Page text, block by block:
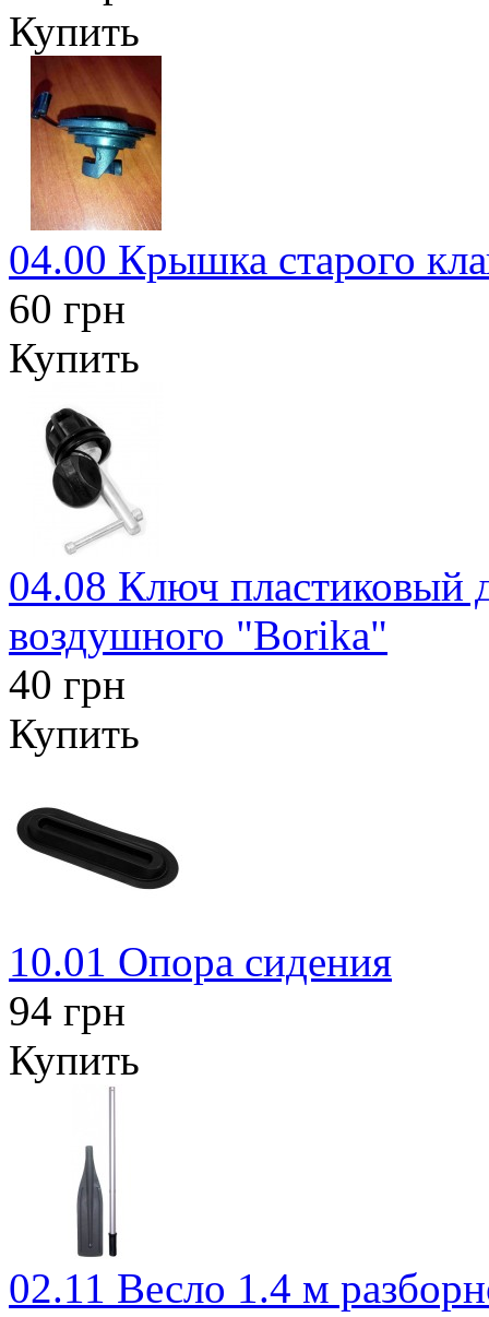
Купить
04.00 Крышка старого
60 грн
Купить
04.08 Ключ пластиковый
воздушного "Borika"
40 грн
Купить
10.01 Опора сидения
94 грн
Купить
02.11 Весло 1.4 м